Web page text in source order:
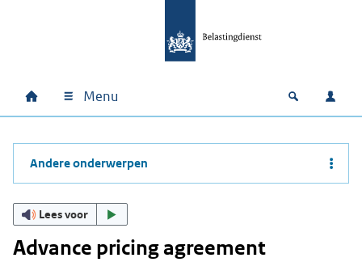
Hoofdnavigatie
Home Menu Open
Andere onderwerpen
Lees voor
Advance pricing agreement